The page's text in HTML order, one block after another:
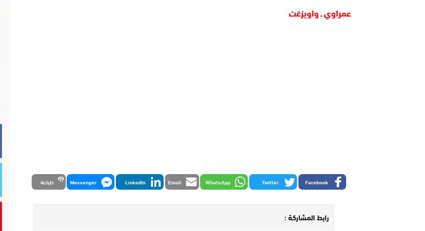
عمراوي ـ واويزغت
Facebook
Twitter
WhatsApp
Email
LinkedIn
Messenger طباعة
رابط المشاركة :